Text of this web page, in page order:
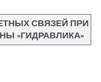
СВЯЗЕЙ ПРИ
«ГИДРАВЛИКА»